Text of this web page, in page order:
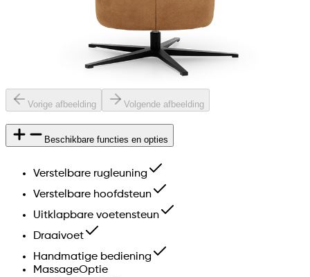
Vorige afbeelding Volgende afbeelding
Beschikbare functies en opties
Verstelbare rugleuning
Verstelbare hoofdsteun
Uitklapbare voetensteun
Draaivoet
Handmatige bediening
MassageOptie